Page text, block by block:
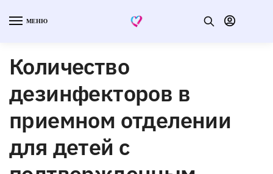
МЕНЮ
Количество
дезинфекторов в
приемном отделении
для детей с